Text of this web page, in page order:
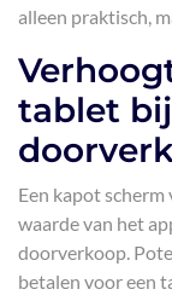
alleen praktisch,
tablet
Een kapot
waarde van het
doorverkoop.
betalen voor een